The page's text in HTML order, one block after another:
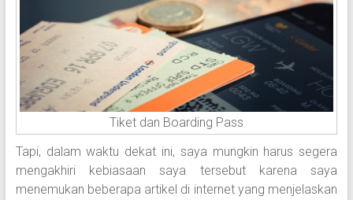
Tiket dan Boarding Pass
Tapi, dalam waktu dekat ini, saya mungkin harus segera
mengakhiri kebiasaan saya tersebut karena saya
menemukan beberapa artikel di internet yang menjelaskan